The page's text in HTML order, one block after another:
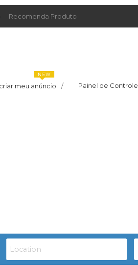
Recomenda Produto
meu anúncio /
NEW
Painel de Controle